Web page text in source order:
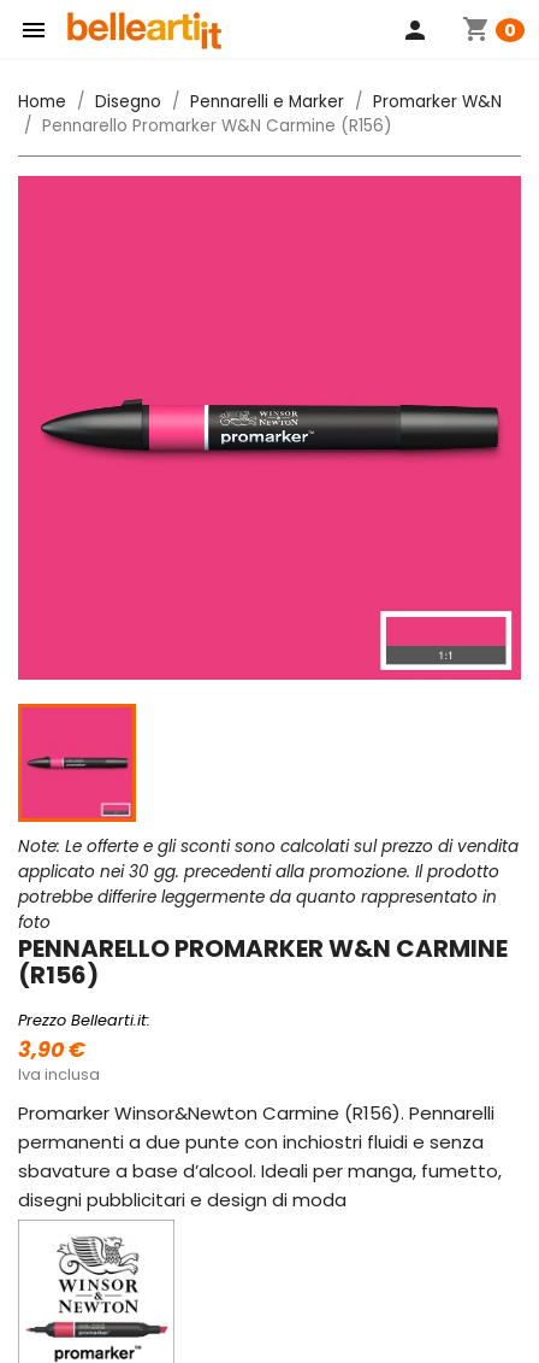
 shopping_cart 0
person
Home Disegno Pennarelli e Marker
Promarker W&N
Pennarello Promarker W&N Carmine (R156)
Note: Le offerte e gli sconti sono calcolati sul prezzo di vendita
applicato nei 30 gg. precedenti alla promozione. Il prodotto
potrebbe differire leggermente da quanto rappresentato in
foto
PENNARELLO PROMARKER W&N CARMINE
(R156)
Prezzo Bellearti.it:
3,90 €
Iva inclusa
Promarker Winsor&Newton Carmine (R156). Pennarelli
permanenti a due punte con inchiostri fluidi e senza
sbavature a base d’alcool. Ideali per manga, fumetto,
disegni pubblicitari e design di moda